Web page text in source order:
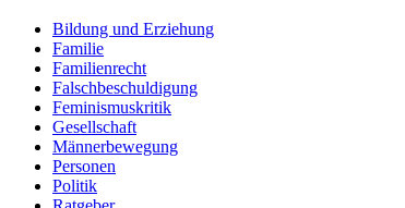
Bildung und Erziehung
Familie
Familienrecht
Falschbeschuldigung
Feminismuskritik
Gesellschaft
Männerbewegung
Personen
Politik